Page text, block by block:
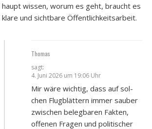
haupt wis­sen, wor­um es geht, braucht es
kla­re und sicht­ba­re Öffent­lich­keits­ar­beit.
Thomas
sagt:
4. Juni 2026 um 19:06 Uhr
Mir wäre wich­tig, dass auf sol­
chen Flug­blät­tern immer sau­ber
zwi­schen beleg­ba­ren Fak­ten,
offe­nen Fra­gen und poli­ti­scher